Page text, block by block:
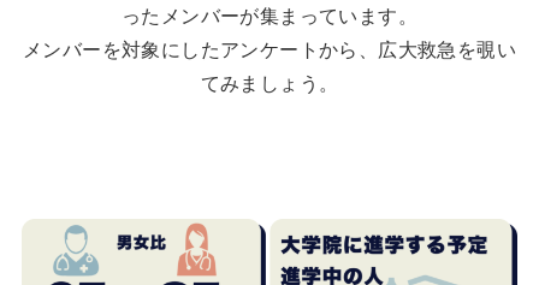
ったメンバーが集まっています。
メンバーを対象にしたアンケートから、広大救急を覗い
てみましょう。